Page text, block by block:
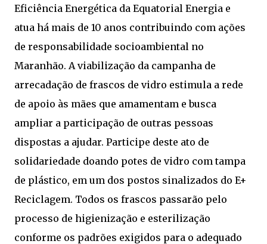
Eficiência Energética da Equatorial Energia e
atua há mais de 10 anos contribuindo com ações
de responsabilidade socioambiental no
Maranhão. A viabilização da campanha de
arrecadação de frascos de vidro estimula a rede
de apoio às mães que amamentam e busca
ampliar a participação de outras pessoas
dispostas a ajudar. Participe deste ato de
solidariedade doando potes de vidro com tampa
de plástico, em um dos postos sinalizados do E+
Reciclagem. Todos os frascos passarão pelo
processo de higienização e esterilização
conforme os padrões exigidos para o adequado